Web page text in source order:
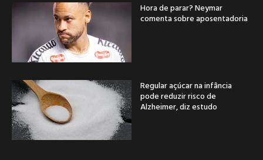
Hora de parar? Neymar
comenta sobre aposentadoria
Regular açúcar na infância
pode reduzir risco de
Alzheimer, diz estudo